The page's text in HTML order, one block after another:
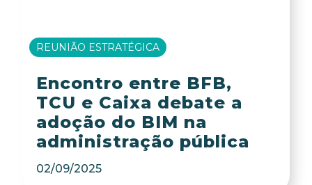
REUNIÃO ESTRATÉGICA
Encontro entre BFB,
TCU e Caixa debate a
adoção do BIM na
administração pública
02/09/2025